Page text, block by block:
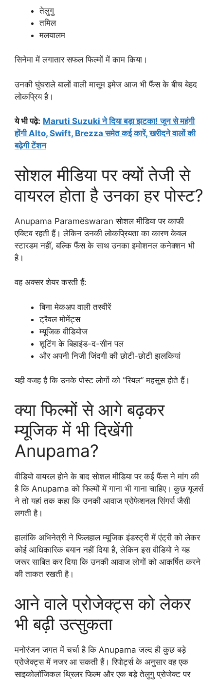
तेलुगु
तमिल
मलयालम
सिनेमा में लगातार सफल फिल्मों में काम किया।
उनकी घुंघराले बालों वाली मासूम इमेज आज भी फैंस के बीच बेहद
लोकप्रिय है।
ये भी पढ़े: Maruti Suzuki ने दिया बड़ा झटका! जून से महंगी
होंगी Alto, Swift, Brezza समेत कई कारें, खरीदने वालों की
बढ़ेगी टेंशन
सोशल मीडिया पर क्यों तेजी से
वायरल होता है उनका हर पोस्ट?
Anupama Parameswaran सोशल मीडिया पर काफी
एक्टिव रहती हैं। लेकिन उनकी लोकप्रियता का कारण केवल
स्टारडम नहीं, बल्कि फैंस के साथ उनका इमोशनल कनेक्शन भी
है।
वह अक्सर शेयर करती हैं:
बिना मेकअप वाली तस्वीरें
ट्रैवल मोमेंट्स
म्यूजिक वीडियोज
शूटिंग के बिहाइंड-द-सीन पल
और अपनी निजी जिंदगी की छोटी-छोटी झलकियां
यही वजह है कि उनके पोस्ट लोगों को “रियल” महसूस होते हैं।
क्या फिल्मों से आगे बढ़कर
म्यूजिक में भी दिखेंगी
Anupama?
वीडियो वायरल होने के बाद सोशल मीडिया पर कई फैंस ने मांग की
है कि Anupama को फिल्मों में गाना भी गाना चाहिए। कुछ यूजर्स
ने तो यहां तक कहा कि उनकी आवाज प्रोफेशनल सिंगर्स जैसी
लगती है।
हालांकि अभिनेत्री ने फिलहाल म्यूजिक इंडस्ट्री में एंट्री को लेकर
कोई आधिकारिक बयान नहीं दिया है, लेकिन इस वीडियो ने यह
जरूर साबित कर दिया कि उनकी आवाज लोगों को आकर्षित करने
की ताकत रखती है।
आने वाले प्रोजेक्ट्स को लेकर
भी बढ़ी उत्सुकता
मनोरंजन जगत में चर्चा है कि Anupama जल्द ही कुछ बड़े
प्रोजेक्ट्स में नजर आ सकती हैं। रिपोर्ट्स के अनुसार वह एक
साइकोलॉजिकल थ्रिलर फिल्म और एक बड़े तेलुगु प्रोजेक्ट पर